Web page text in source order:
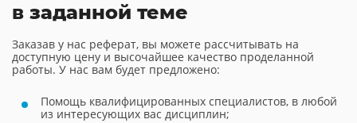
в заданной теме
Заказав у нас реферат, вы можете рассчитывать на
доступную цену и высочайшее качество проделанной
работы. У нас вам будет предложено:
Помощь квалифицированных специалистов, в любой
из интересующих вас дисциплин;